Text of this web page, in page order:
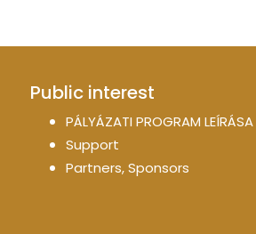
Public interest
PÁLYÁZATI PROGRAM LEÍRÁSA
Support
Partners, Sponsors